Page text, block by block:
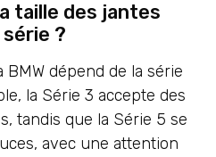
taille des jantes
série ?
BMW dépend de la série
la Série 3 accepte des
tandis que la Série 5 se
avec une attention